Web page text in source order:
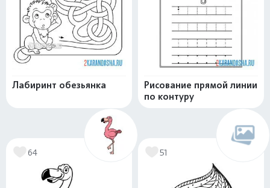
Лабиринт обезьянка
Рисование прямой линии
по контуру
64 51